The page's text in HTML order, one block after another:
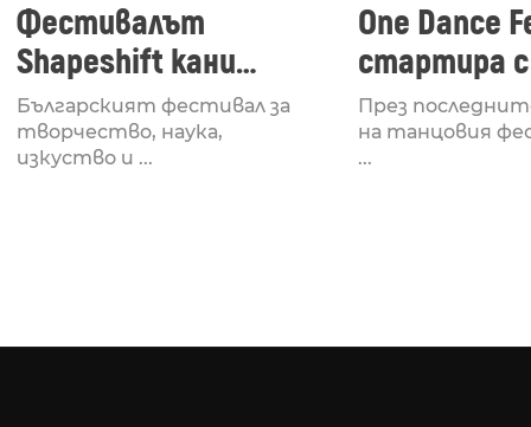
Фестивалът
Shapeshift кани
Fabrizio Mammarella
за откриването си
Българският фестивал за
творчество, наука,
изкуство и ...
One Dance
стартира
Lucid,
рейв
През
на танцовия
...